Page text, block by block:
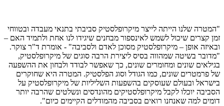
"המטרה שלנו הייתה לייצר מיקרופלסטיק סביבתי בתנאי מעבדה ובטווחי
זמן קצרים שיכול לשמש לאינספור מבחנים שיגידו לנו אחת ולתמיד האם –
ובאיזה אופן – מיקרופלסטיק מסוכן לאדם ולסביבה" - אומרת ד"ר צוקר.
"מדובר בשיטה שמהווה בסיס ליצירת הרבה סוגים של מיקרופלסטיק,
בגילאים שונים ומחומרים שונים, כך שאפשר לבודד ולבחון את ההשפעה
של פרמטרים שונים, כמו הגודל וסוג הפלסטיק. המטרה היא שחוקרים
בישראל ובעולם שעוסקים בהשפעות השליליות של מיקרופלסטיק על
הסביבה יוכלו לקבל מיקרופלסטיקים מהונדסים ונשלטים שהרבה יותר
דומים למה שאנחנו רואים בסביבה מהמודלים הקיימים כיום".